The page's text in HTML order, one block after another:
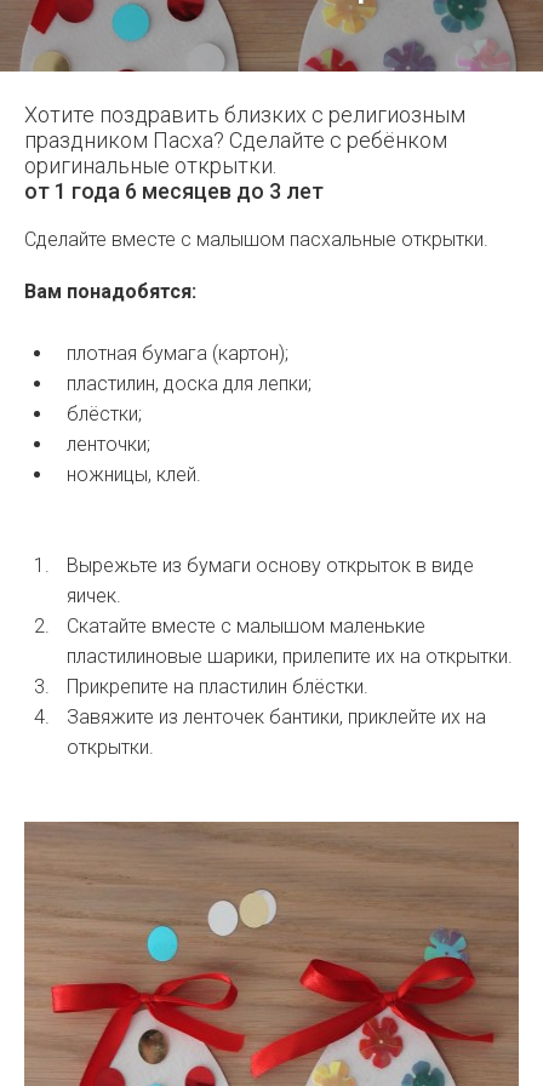
Хотите поздравить близких с религиозным
праздником Пасха? Сделайте с ребёнком
оригинальные открытки.
от 1 года 6 месяцев до 3 лет
Сделайте вместе с малышом пасхальные открытки.
Вам понадобятся:
плотная бумага (картон);
пластилин, доска для лепки;
блёстки;
ленточки;
ножницы, клей.
Вырежьте из бумаги основу открыток в виде
яичек.
Скатайте вместе с малышом маленькие
пластилиновые шарики, прилепите их на открытки.
Прикрепите на пластилин блёстки.
Завяжите из ленточек бантики, приклейте их на
открытки.